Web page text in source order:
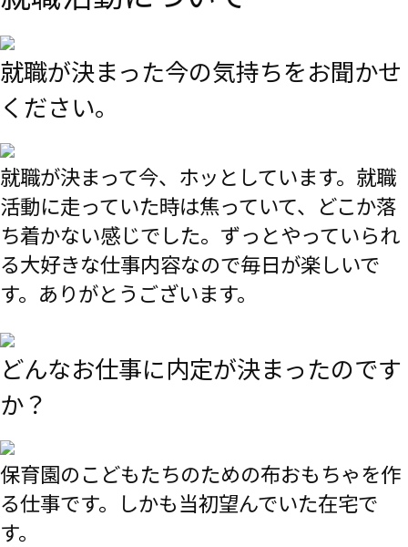
就職が決まった今の気持ちをお聞かせ
ください。
就職が決まって今、ホッとしています。就職
活動に走っていた時は焦っていて、どこか落
ち着かない感じでした。ずっとやっていられ
る大好きな仕事内容なので毎日が楽しいで
す。ありがとうございます。
どんなお仕事に内定が決まったのです
か？
保育園のこどもたちのための布おもちゃを作
る仕事です。しかも当初望んでいた在宅で
す。